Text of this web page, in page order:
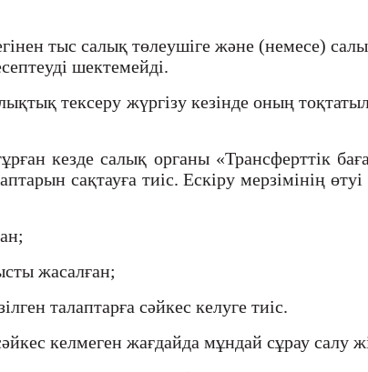
тыс салық төлеушіге және (немесе)
шектемейді.
тексеру жүргізу кезінде оның
кезде салық органы «Трансферттік
сақтауға тиіс. Ескіру мерзімінің өтуі
жасалған;
талаптарға сәйкес келуге тиіс.
келмеген жағдайда мұндай сұрау салу